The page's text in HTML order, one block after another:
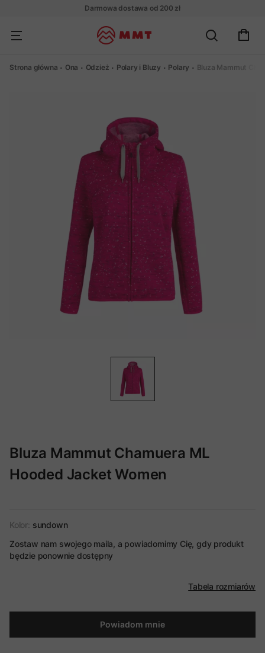
Darmowa dostawa od 200 zł
Strona główna Ona Odzież Polary i Bluzy Polary Bluza Mammut
Bluza Mammut Chamuera ML
Hooded Jacket Women
Kolor: sundown
Zostaw nam swojego maila, a powiadomimy Cię, gdy produkt
będzie ponownie dostępny
Tabela rozmiarów
Powiadom mnie